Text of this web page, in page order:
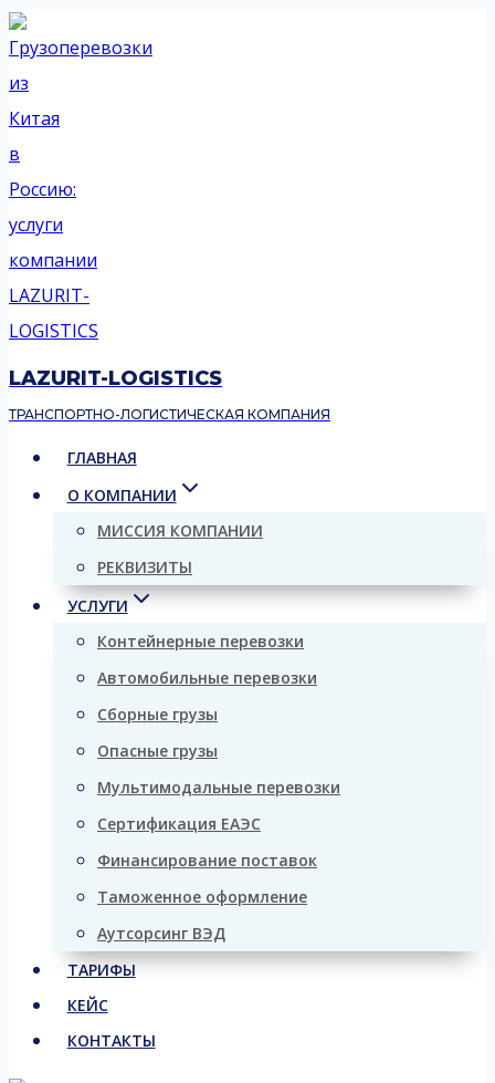
Перейти
к
содержимому
LAZURIT-LOGISTICS
ТРАНСПОРТНО-ЛОГИСТИЧЕСКАЯ КОМПАНИЯ
ГЛАВНАЯ
О КОМПАНИИ
МИССИЯ КОМПАНИИ
РЕКВИЗИТЫ
УСЛУГИ
Контейнерные перевозки
Автомобильные перевозки
Сборные грузы
Опасные грузы
Мультимодальные перевозки
Сертификация ЕАЭС
Финансирование поставок
Таможенное оформление
Аутсорсинг ВЭД
ТАРИФЫ
КЕЙС
КОНТАКТЫ